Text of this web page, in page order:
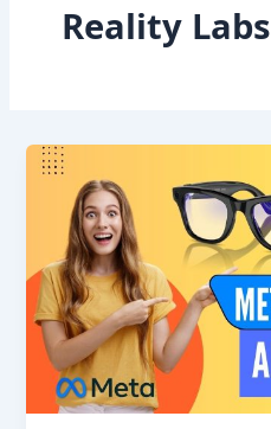
Reality Labs